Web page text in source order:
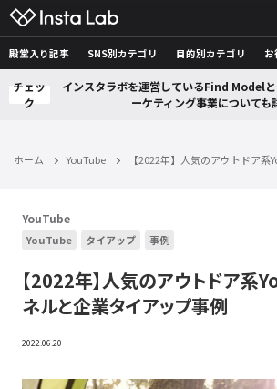
殿堂入り記事 SNS別カテゴリ 目的別カテゴリ
チェッ
ク
インスタラボを運営しているFind Model
ーケティング事業についても
ホーム YouTube 【2022年】人気のアウトドア
YouTube
YouTube タイアップ 事例
【2022年】人気のアウトドア系
ネルと企業タイアップ事例
2022.06.20